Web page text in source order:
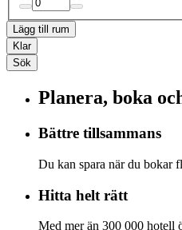
Lägg till rum
Klar
Sök
Planera, boka
Bättre tillsammans
Du kan spara när du bokar
Hitta helt rätt
Med mer än 300 000 hotell